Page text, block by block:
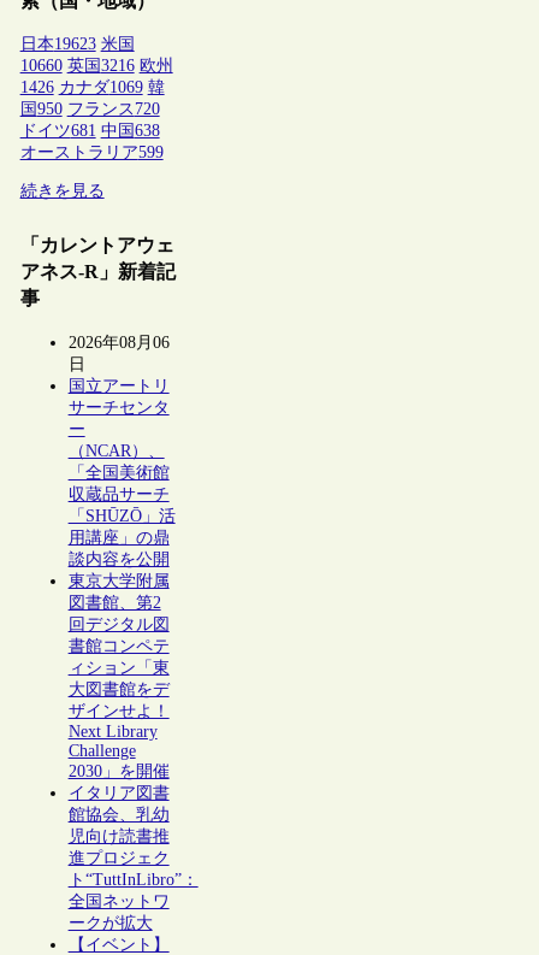
日本19623 米国
10660 英国 3216 欧州
1426 カナダ1069 韓
国 950 フランス 720
ドイツ681 中国 638
オーストラリア599
続きを見る
「カレントアウェ
アネス-R」新着記
事
2026年08月06
日
国立アートリ
サーチセンタ
ー
（NCAR）、
「全国美術館
収蔵品サーチ
「SHŪZŌ」活
用講座」の鼎
談内容を公開
東京大学附属
図書館、第2
回デジタル図
書館コンペテ
ィション「東
大図書館をデ
ザインせよ！
Next Library
Challenge
2030」を開催
イタリア図書
館協会、乳幼
児向け読書推
進プロジェク
ト“TuttInLibro”：
全国ネットワ
ークが拡大
【イベント】